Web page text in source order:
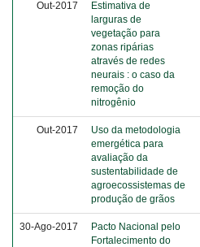
Out-2017
Estimativa de
larguras de
vegetação para
zonas ripárias
através de redes
neurais : o caso da
remoção do
nitrogênio
Out-2017
Uso da metodologia
emergética para
avaliação da
sustentabilidade de
agroecossistemas de
produção de grãos
30-Ago-2017
Pacto Nacional pelo
Fortalecimento do